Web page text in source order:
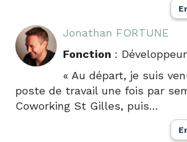
Jonathan FORTUNE
Fonction :
« Au départ, je suis
poste de travail une fois par
Coworking St Gilles, puis…